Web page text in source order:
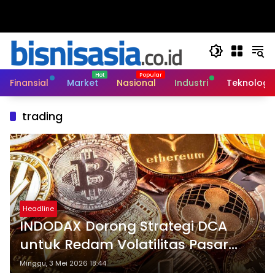
Finansial Market Nasional Industri Teknologi
trading
Headline
INDODAX Dorong Strategi DCA
untuk Redam Volatilitas Pasar
Kripto
Minggu, 3 Mei 2026 18:44